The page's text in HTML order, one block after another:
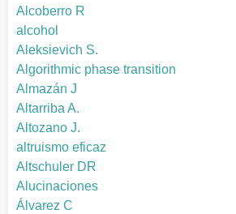
Alcoberro R
alcohol
Aleksievich S.
Algorithmic phase transition
Almazán J
Altarriba A.
Altozano J.
altruismo eficaz
Altschuler DR
Alucinaciones
Álvarez C